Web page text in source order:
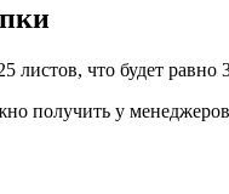
листов, что будет
получить у